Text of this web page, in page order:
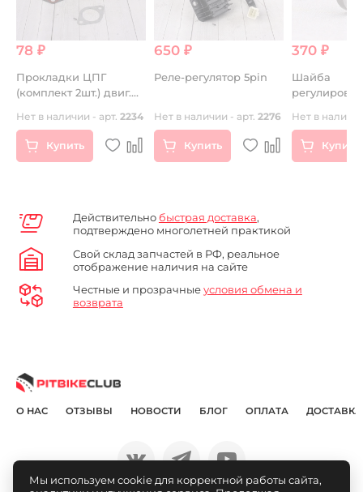
78 ₽
Прокладки ЦПГ
(комплект 2шт.) двиг.
Нет в наличии - арт. 2234
Купить
650 ₽
Реле-регулятор 5pin
Нет в наличии - арт. 2276
Купить
370 ₽
Шайба
Нет в
Купить
Действительно быстрая доставка,
подтверждено многолетней практикой
Свой склад запчастей в РФ, реальное
отображение наличия на сайте
Честные и прозрачныеусловия обмена и
возврата
О НАС ОТЗЫВЫ НОВОСТИ БЛОГ ОПЛАТА ДОСТАВКА
Мы используем cookie для корректной работы сайта,